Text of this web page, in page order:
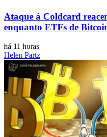
Ataque à Coldcard
enquanto ETFs de
há 11 horas
Helen Partz